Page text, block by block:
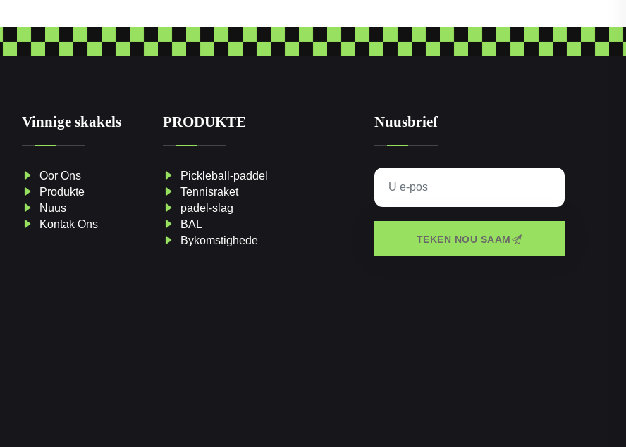
Vinnige skakels
Oor Ons
Produkte
Nuus
Kontak Ons
PRODUKTE
Pickleball-paddel
Tennisraket
padel-slag
BAL
Bykomstighede
Nuusbrief
TEKEN NOU SAAM